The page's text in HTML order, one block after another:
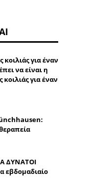
για έναν
να είναι η
για έναν
ΔΥΝΑΤΟΙ
εβδομαδιαίο